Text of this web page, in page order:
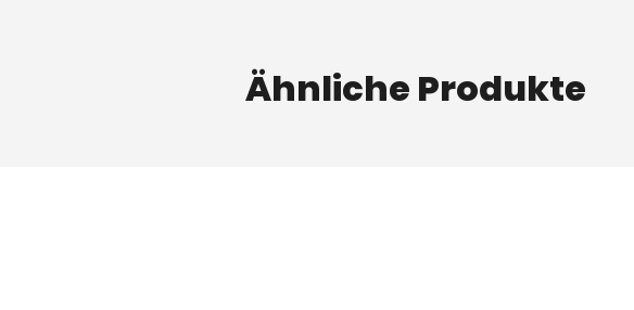
Ähnliche Produkte